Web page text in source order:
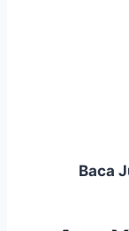
Baca